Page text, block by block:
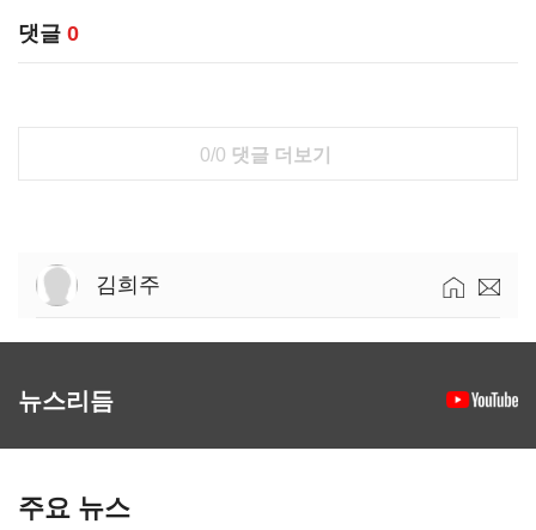
댓글 0
0/0 댓글 더보기
김희주
뉴스리듬
주요 뉴스